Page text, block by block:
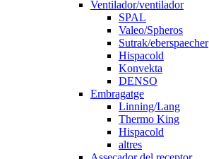
Ventilador/ventilador
SPAL
Valeo/Spheros
Sutrak/eberspaecher
Hispacold
Konvekta
DENSO
Embragatge
Linning/Lang
Thermo King
Hispacold
altres